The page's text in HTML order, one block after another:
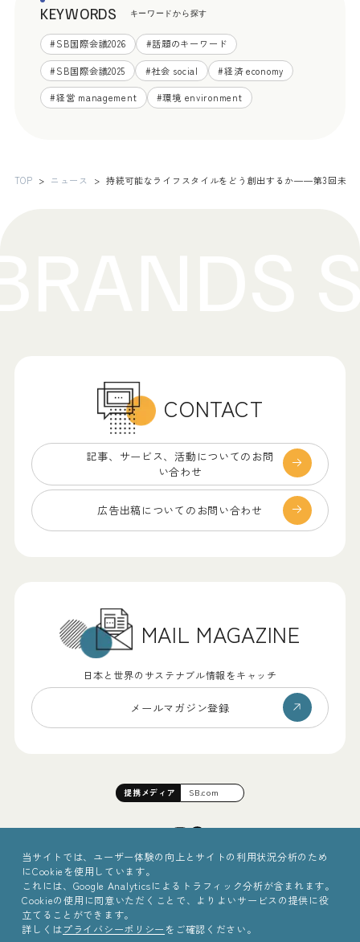
KEYWORDS キーワードから探す
#SB国際会議2026 #話題のキーワード
#SB国際会議2025 #社会 social #経済 economy
#経営 management #環境 environment
TOP ニュース 持続可能なライフスタイルをどう創出するか――第3回未来
CONTACT
記事、サービス、 活動についてのお問
い合わせ
広告出稿についての お問い合わせ
MAIL MAGAZINE
日本と世界のサステナブル情報をキャッチ
メールマガジン登録
©2025 Sinc Inc.
提携メディア SB.com
当サイトでは、ユーザー体験の向上とサイトの利用状況分析のため
にCookieを使用しています。
これには、Google Analyticsによるトラフィック分析が含まれます。
Cookieの使用に同意いただくことで、よりよいサービスの提供に役
立てることができます。
詳しくはプライバシーポリシー をご確認ください。